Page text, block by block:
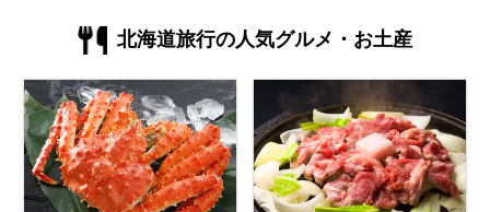
北海道旅行の人気グルメ・お土産